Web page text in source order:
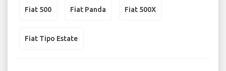
Fiat 500 Fiat Panda Fiat 500X
Fiat Tipo Estate